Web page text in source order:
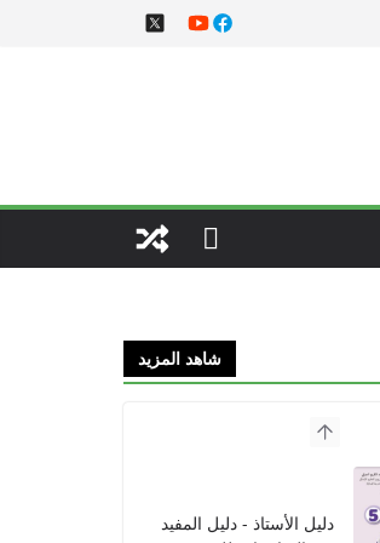
شاهد المزيد
في الرياضيات للمستوى